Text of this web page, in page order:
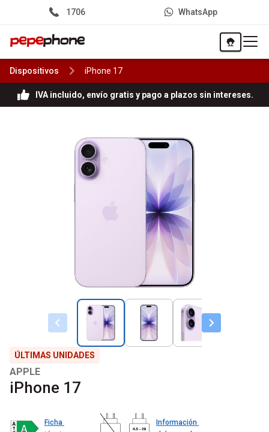
1706 WhatsApp
Dispositivos iPhone 17
IVA incluido, envío gratis y pago a plazos sin intereses.
ÚLTIMAS UNIDADES
APPLE
iPhone 17
Ficha
Información